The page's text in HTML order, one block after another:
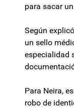
para sacar un
Según
un sello
especialidad
Para Neira,
robo de